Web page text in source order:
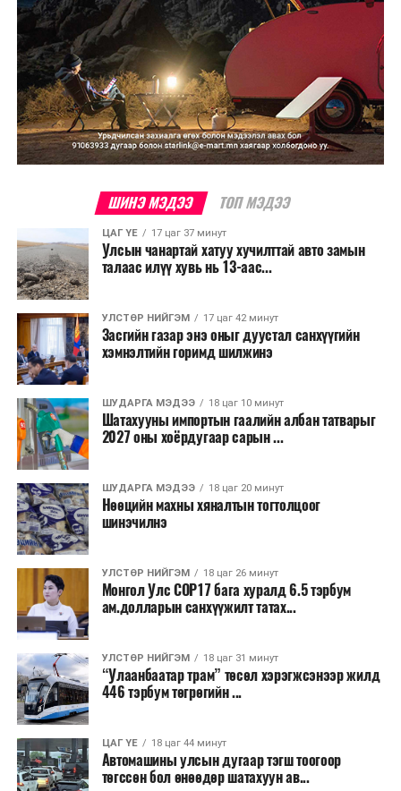
ШИНЭ МЭДЭЭ ТОП МЭДЭЭ
ЦАГ ҮЕ 17 цаг 37 минут
Улсын чанартай хатуу хучилттай авто замын
талаас илүү хувь нь 13-аас...
УЛСТӨР НИЙГЭМ 17 цаг 42 минут
Засгийн газар энэ оныг дуустал санхүүгийн
хэмнэлтийн горимд шилжинэ
ШУДАРГА МЭДЭЭ 18 цаг 10 минут
Шатахууны импортын гаалийн албан татварыг
2027 оны хоёрдугаар сарын ...
ШУДАРГА МЭДЭЭ 18 цаг 20 минут
Нөөцийн махны хяналтын тогтолцоог
шинэчилнэ
УЛСТӨР НИЙГЭМ 18 цаг 26 минут
Монгол Улс COP17 бага хуралд 6.5 тэрбум
ам.долларын санхүүжилт татах...
УЛСТӨР НИЙГЭМ 18 цаг 31 минут
“Улаанбаатар трам” төсөл хэрэгжсэнээр жилд
446 тэрбум төгрөгийн ...
ЦАГ ҮЕ 18 цаг 44 минут
Автомашины улсын дугаар тэгш тоогоор
төгссөн бол өнөөдөр шатахуун ав...